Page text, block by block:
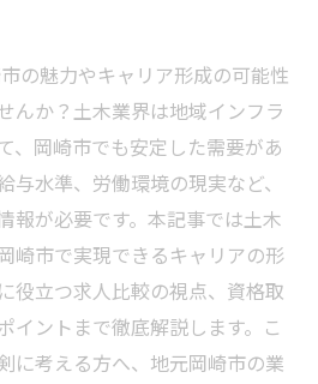
の魅力やキャリア形成の可能性
んか？土木業界は地域インフラ
、岡崎市でも安定した需要があ
与水準、労働環境の現実など、
報が必要です。本記事では土木
崎市で実現できるキャリアの形
役立つ求人比較の視点、資格取
イントまで徹底解説します。こ
に考える方へ、地元岡崎市の業